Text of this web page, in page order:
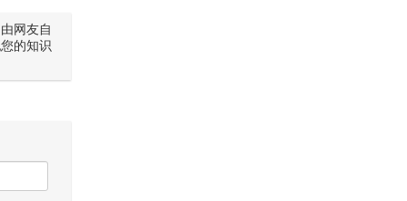
网友自
的知识